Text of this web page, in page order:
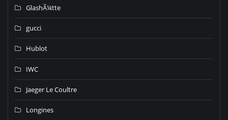
GlashÃ¼tte
gucci
Hublot
IWC
Jaeger Le Coultre
Longines